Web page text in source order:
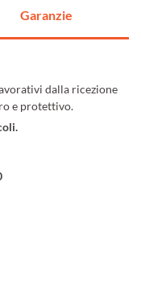
Garanzie
dalla ricezione
e protettivo.